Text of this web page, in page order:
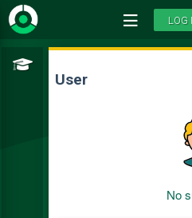
LOG
User
No